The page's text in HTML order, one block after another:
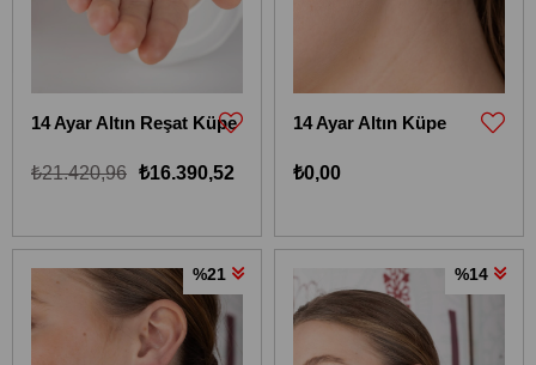
14 Ayar Altın Reşat Küpe
₺16.390,52
₺21.420,96
14 Ayar Altın Küpe
₺0,00
%21 %14